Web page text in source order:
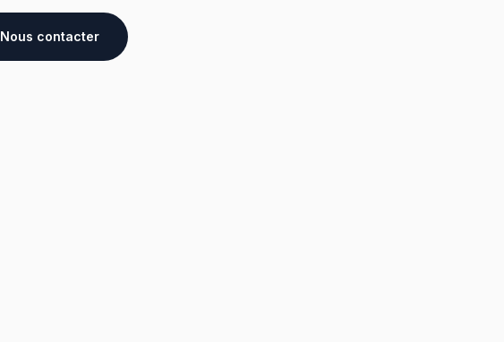
Nous contacter